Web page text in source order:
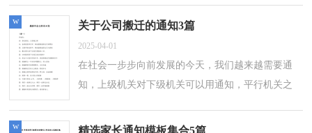
的公司的通知4篇，供大家参考借鉴，希望可以帮...
关于公司搬迁的通知3篇
2025-04-01
在社会一步步向前发展的今天，我们越来越需要通
知，上级机关对下级机关可以用通知，平行机关之
是小编收集整理的公司搬迁的通知3篇，仅...
w
w